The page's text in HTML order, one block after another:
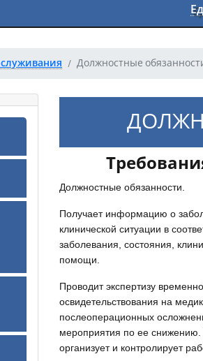
Должностные
Должностные обязанности.
Получает информацию о
клинической ситуации в
заболевания, состояния,
помощи.
Проводит экспертизу
освидетельствования на
послеоперационных
мероприятия по ее снижению.
организует и контролирует